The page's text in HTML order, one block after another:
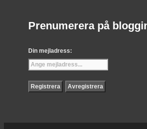
Prenumerera på
Din mejladress: